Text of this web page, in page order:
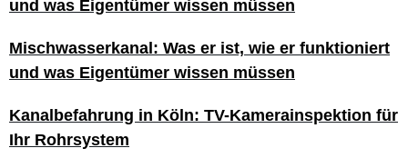
und was Eigentümer wissen müssen
Mischwasserkanal: Was er ist, wie er funktioniert
und was Eigentümer wissen müssen
Kanalbefahrung in Köln: TV-Kamerainspektion für
Ihr Rohrsystem